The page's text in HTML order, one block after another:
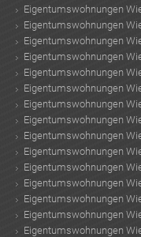
Eigentumswohnungen
Eigentumswohnungen
Eigentumswohnungen
Eigentumswohnungen
Eigentumswohnungen
Eigentumswohnungen
Eigentumswohnungen
Eigentumswohnungen
Eigentumswohnungen
Eigentumswohnungen
Eigentumswohnungen
Eigentumswohnungen
Eigentumswohnungen
Eigentumswohnungen
Eigentumswohnungen